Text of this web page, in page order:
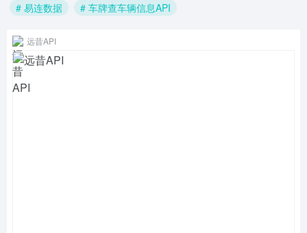
# 易连数据
# 车牌查车辆信息API
远昔API